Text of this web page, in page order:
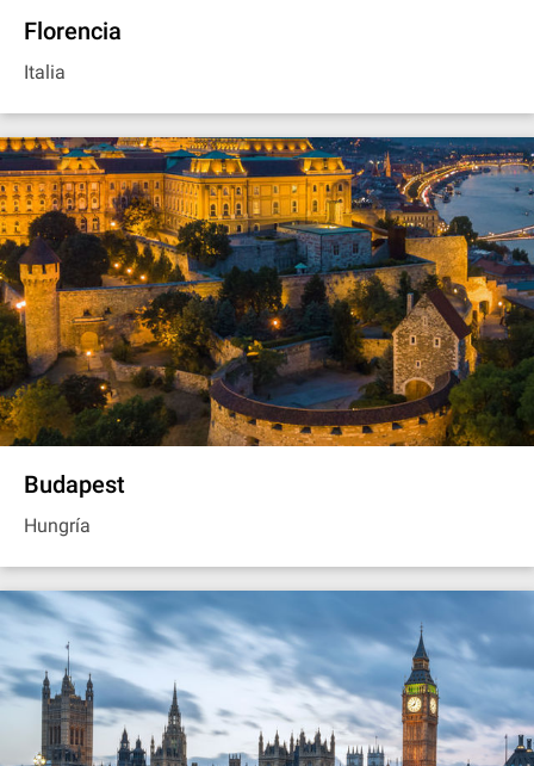
Florencia
Italia
Budapest
Hungría